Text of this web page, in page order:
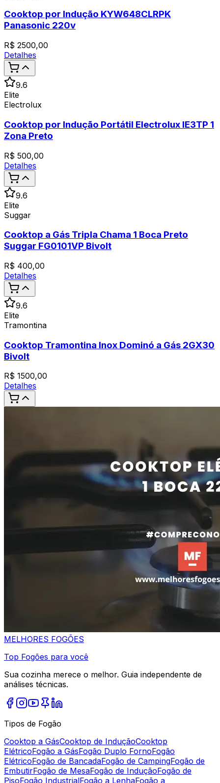
Cooktop por Indução KYW648CLRPK
Panasonic 220v
R$ 2500,00
Detalhes
9.6
Elite
Electrolux
Cooktop por Indução Portátil Electrolux IE3TP 1
Zona Preto
R$ 500,00
Detalhes
9.6
Elite
Suggar
Cooktop a Gás Tripla Chama 1 Boca Preto
Suggar FG0101VP Bivolt
R$ 400,00
Detalhes
9.6
Elite
Tramontina
Cooktop Tramontina Inox Dominó a Gás 2GX30
Bivolt
R$ 1500,00
Detalhes
MELHORES FOGÕES
Top Fogões para você
Sua cozinha merece o melhor. Guia independente de
análises técnicas.
Tipos de Fogão
Cooktop a GásCooktop de InduçãoCooktop
ElétricoFogão a GásFogão Duplo FornoFogão
ElétricoFogão de BancadaFogão de CampingFogão de
EmbutirFogão de MesaFogão de InduçãoFogão de
PisoFogão IndustrialFogão a LenhaFogão a